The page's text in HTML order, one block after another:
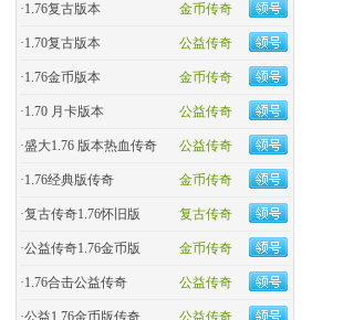
金币传奇
·1.76复古版本
公益传奇
·1.70复古版本
金币传奇
·1.76金币版本
公益传奇
·1.70 月卡版本
公益传奇
·盛大1.76 版本热血传奇
金币传奇
·​1.76经典版传奇
复古传奇
·复古传奇1.76怀旧版
金币传奇
·​公益传奇1.76金币版
公益传奇
·1.76合击公益传奇
公益传奇
·公益1.76金币版传奇